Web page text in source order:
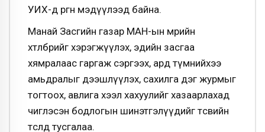
УИХ-д өргөн мэдүүлээд байна.
Манай Засгийн газар МАН-ын мөрийн
хөтөлбөрийг хэрэгжүүлэх, эдийн засгаа
хямралаас гаргаж сэргээх, ард түмнийхээ
амьдралыг дээшлүүлэх, сахилга дэг журмыг
тогтоох, авлига хээл хахуулийг хазаарлахад
чиглэсэн бодлогын шинэтгэлүүдийг төсвийн
төсөлд тусгалаа.